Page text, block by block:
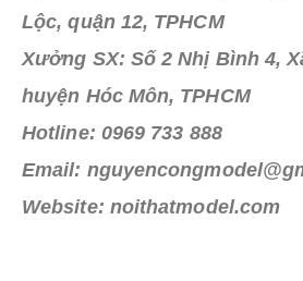
Lộc, quận 12, TPHCM
Xưởng SX: Số 2 Nhị Bình 4,
huyện Hóc Môn, TPHCM
Hotline: 0969 733 888
Email:
Website: noithatmodel.com